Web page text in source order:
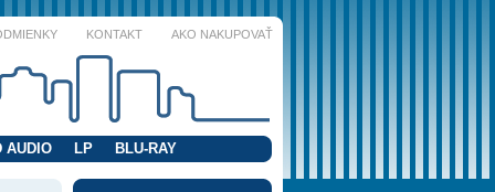
KONTAKT AKO NAKUPOVAŤ
AUDIO LP BLU-RAY